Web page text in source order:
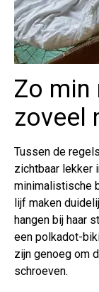
Zo
zoveel
Tussen de
zichtbaar lekker
minimalistische
lijf maken
hangen bij haar
een polkadot-
zijn genoeg om
schroeven.